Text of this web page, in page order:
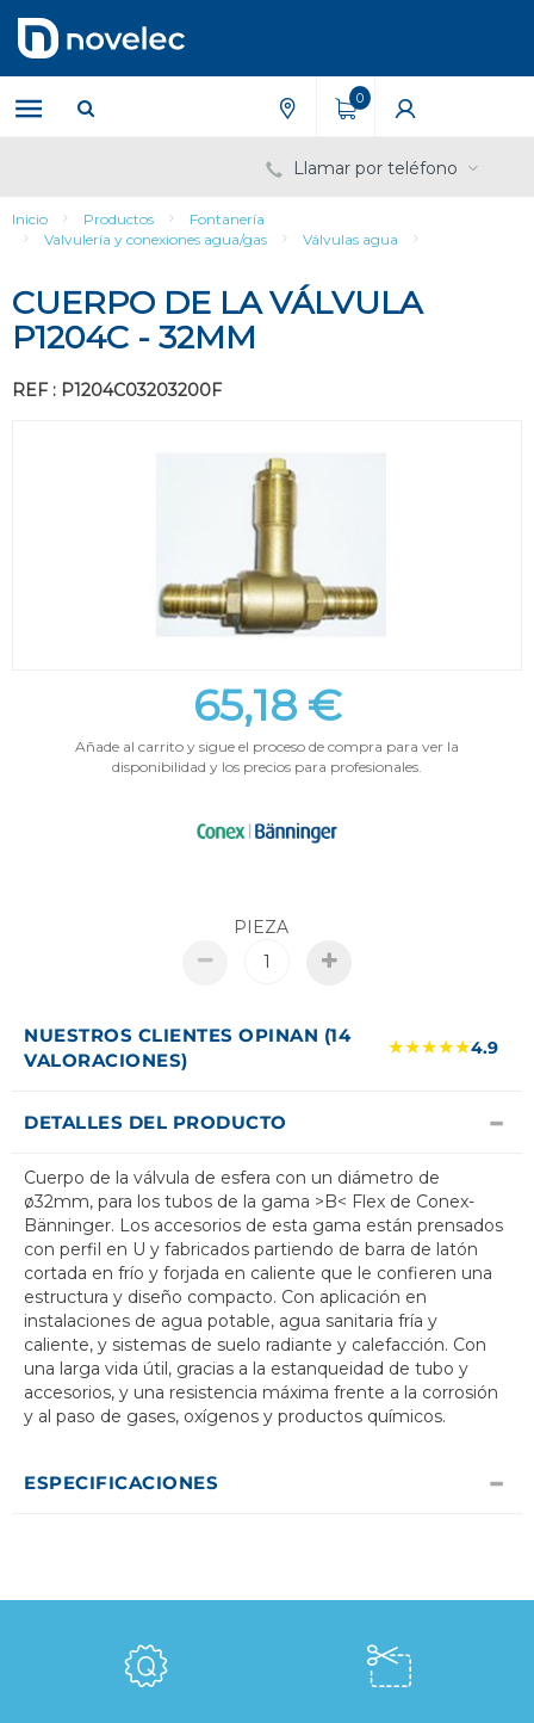
contenido
menú
de
navegación
0
Llamar por teléfono
Inicio Productos
Fontanería
Valvulería y conexiones agua/gas
Válvulas agua
CUERPO DE LA VÁLVULA
P1204C - 32MM
REF : P1204C03203200F
65,18 €
Añade al carrito y sigue el proceso de compra para ver la
disponibilidad y los precios para profesionales.
PIEZA
NUESTROS CLIENTES OPINAN (14
VALORACIONES)
★★★★★4.9
DETALLES DEL PRODUCTO
Cuerpo de la válvula de esfera con un diámetro de
ø32mm, para los tubos de la gama >B< Flex de Conex-
Bänninger. Los accesorios de esta gama están prensados
con perfil en U y fabricados partiendo de barra de latón
cortada en frío y forjada en caliente que le confieren una
estructura y diseño compacto. Con aplicación en
instalaciones de agua potable, agua sanitaria fría y
caliente, y sistemas de suelo radiante y calefacción. Con
una larga vida útil, gracias a la estanqueidad de tubo y
accesorios, y una resistencia máxima frente a la corrosión
y al paso de gases, oxígenos y productos químicos.
ESPECIFICACIONES